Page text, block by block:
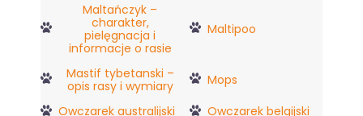
Maltańczyk –
charakter,
pielęgnacja i
informacje o rasie
Maltipoo
Mastif tybetanski –
opis rasy i wymiary
Mops
Owczarek australijski
Owczarek belgijski